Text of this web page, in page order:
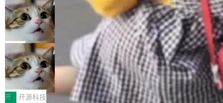
现实 过去两年，CIO们的焦虑清单上多了两项：
一是如何让大模型和智能体应用安全地从PoC走
向生产，二是如何让测试团队跟得上AI应用...
设置，如果用布尔值 + 可空字段来表示——bool
ean 表示是否可切换，nullable 的默认模式、浅
色方案、深色方案——会产生大量无意义的组
合。方案缺了、配置冲突了、全 null 了。要知道
哪些组合有效，作者说，你得靠"文档、校验、或
者部落知识"。 换个写法。Rust 的 enum，两个
变体：Switchable...
个"AI 知识库 + 聊天机器人"——每个大厂都在
做，没什么新鲜的。 但 Kenton Varda 在 Twitte
r 上把事情说清楚了： 今天我们发布了 Cloudfla
re OS，一个带连接器的聊天机器人，跟其他所
有科技公司做的一样。只不过，实际上它不一
样。这是 Sandstorm.io 的重制版，我十年前的
那个创业公司。不同的是，这次它构建在 Cloudf
lare Workers 上——我花了九年时间搭建的平台
Deno 团队开源 Celld，可自托管的分
布式 Durable Objects
Ryan Dahl 领导的 Deno 团队推出了最新开源项
目 Celld，一个能在自己机器上运行 Cloudflare
Workers 和 Durable Objects 的守护进程。 设
计思路很直接：每个对象是一个独立的 SQLite
数据库，按名称寻址，复制到你自己的 S3 兼容
存储库里。节点之间只通过这个存储库协调——
局
鲁大师7月新机性能/流畅/AI榜：vivo夺
性能、流畅双第一，三星Galaxy Z系列
新折叠缺席
2026年7月的手机市场，由于存储等硬件成本暴
增，手机厂商的日子也不好过啊，新机速度明显
开 开源科技